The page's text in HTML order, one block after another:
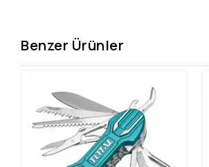
Benzer Ürünler